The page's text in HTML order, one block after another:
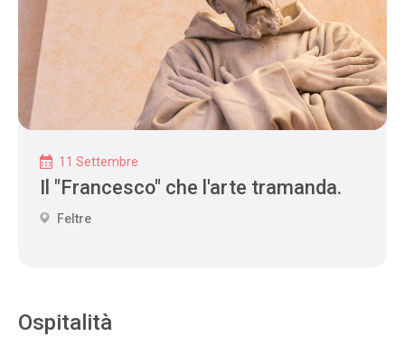
11 Settembre
Il "Francesco" che l'arte tramanda.
Feltre
Ospitalità